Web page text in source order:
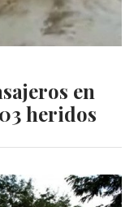
en
heridos